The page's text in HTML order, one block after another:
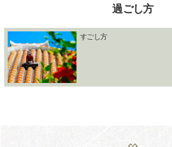
過ごし方
すごし方